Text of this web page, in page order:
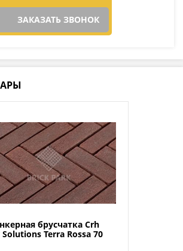
ЗАКАЗАТЬ ЗВОНОК
брусчатка Crh
Solutions Terra Rossa 70